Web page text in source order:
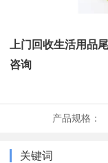
上门回收生活用品
咨询
产品规格：
关键词